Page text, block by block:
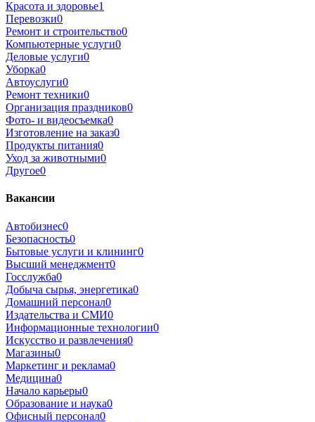
Красота и здоровье1
Перевозки0
Ремонт и строительство0
Компьютерные услуги0
Деловые услуги0
Уборка0
Автоуслуги0
Ремонт техники0
Организация праздников0
Фото- и видеосъемка0
Изготовление на заказ0
Продукты питания0
Уход за животными0
Другое0
Вакансии
Автобизнес0
Безопасность0
Бытовые услуги и клининг0
Высший менеджмент0
Госслужба0
Добыча сырья, энергетика0
Домашний персонал0
Издательства и СМИ0
Информационные технологии0
Искусство и развлечения0
Магазины0
Маркетинг и реклама0
Медицина0
Начало карьеры0
Образование и наука0
Офисный персонал0